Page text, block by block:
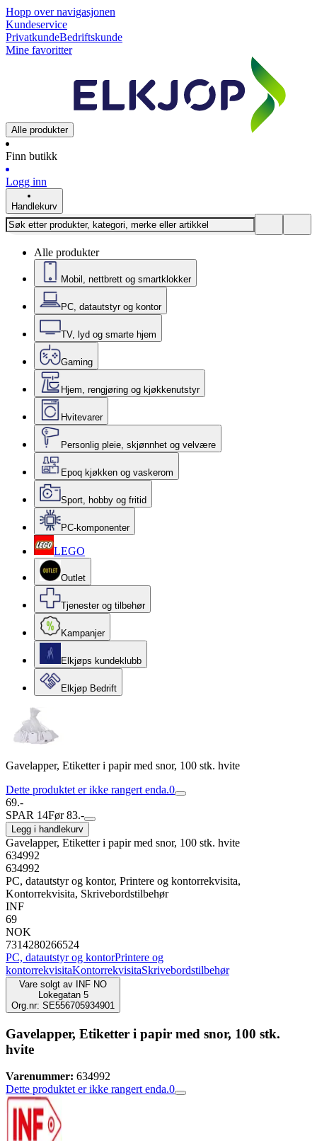
Hopp over navigasjonen
Kundeservice
PrivatkundeBedriftskunde
Mine favoritter
Alle produkter
Finn butikk
Logg inn
Handlekurv
Alle produkter
Mobil, nettbrett og smartklokker
PC, datautstyr og kontor
TV, lyd og smarte hjem
Gaming
Hjem, rengjøring og kjøkkenutstyr
Hvitevarer
Personlig pleie, skjønnhet og velvære
Epoq kjøkken og vaskerom
Sport, hobby og fritid
PC-komponenter
LEGO
Outlet
Tjenester og tilbehør
Kampanjer
Elkjøps kundeklubb
Elkjøp Bedrift
Gavelapper, Etiketter i papir med snor, 100 stk. hvite
Dette produktet er ikke rangert enda.0
69.-
SPAR 14Før 83.-
Legg i handlekurv
Gavelapper, Etiketter i papir med snor, 100 stk. hvite
634992
634992
PC, datautstyr og kontor, Printere og kontorrekvisita,
Kontorrekvisita, Skrivebordstilbehør
INF
69
NOK
7314280266524
PC, datautstyr og kontorPrintere og
kontorrekvisitaKontorrekvisitaSkrivebordstilbehør
Vare solgt av
INF NO
Lokegatan 5
Org.nr: SE556705934901
Gavelapper, Etiketter i papir med snor, 100 stk.
hvite
Varenummer: 634992
Dette produktet er ikke rangert enda.0